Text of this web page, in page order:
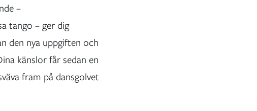
–
tango – ger dig
den nya uppgiften och
känslor får sedan en
fram på dansgolvet